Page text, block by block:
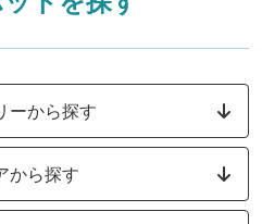
ーから探す
から探す